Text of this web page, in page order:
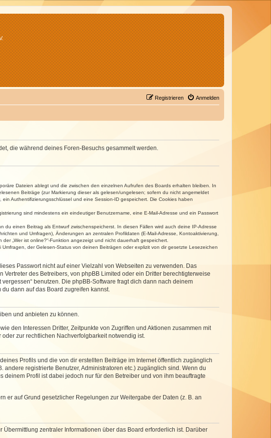
Anmelden
Registrieren
die während deines Foren-Besuchs gesammelt werden.
Dateien ablegt und die zwischen den einzelnen Aufrufen des Boards erhalten bleiben. In
Beiträge (zur Markierung dieser als gelesen/ungelesen; sofern du nicht angemeldet
Authentifizierungsschlüssel und eine Session-ID gespeichert. Die Cookies haben
sind mindestens ein eindeutiger Benutzername, eine E-Mail-Adresse und ein Passwort
einen Beitrag als Entwurf zwischenspeicherst. In diesen Fällen wird auch deine IP-Adresse
und Umfragen), Änderungen an zentralen Profildaten (E-Mail-Adresse, Kontoaktivierung,
„Wer ist online?“-Funktion angezeigt und nicht dauerhaft gespeichert.
der Gelesen-Status von deinen Beiträgen oder explizit von dir gesetzte Lesezeichen
Passwort nicht auf einer Vielzahl von Webseiten zu verwenden. Das
des Betreibers, von phpBB Limited oder ein Dritter berechtigterweise
benutzen. Die phpBB-Software fragt dich dann nach deinem
dann auf das Board zugreifen kannst.
und anbieten zu können.
den Interessen Dritter, Zeitpunkte von Zugriffen und Aktionen zusammen mit
zur rechtlichen Nachverfolgbarkeit notwendig ist.
Profils und die von dir erstellten Beiträge im Internet öffentlich zugänglich
registrierte Benutzer, Administratoren etc.) zugänglich sind. Wenn du
Profil ist dabei jedoch nur für den Betreiber und von ihm beauftragte
er auf Grund gesetzlicher Regelungen zur Weitergabe der Daten (z. B. an
zentraler Informationen über das Board erforderlich ist. Darüber